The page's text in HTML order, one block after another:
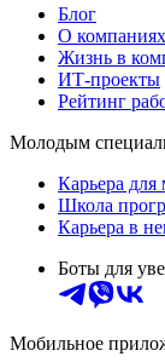
Блог
О
Жизнь в
ИТ-проекты
Рейтинг
Молодым
Карьера для
Школа
Карьера в
Боты для
Мобильное